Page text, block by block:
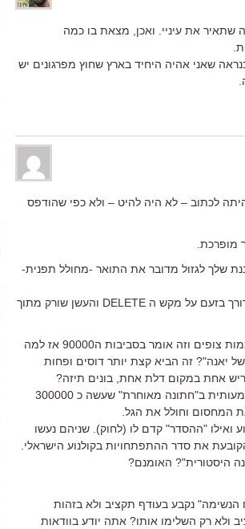
שתאיר את עיניי. ואכן, מצאת בו כמה
שאני אהיה היחיד בארץ שחוץ מפרגונים יש
לכתוב – לא היה להיט – ולא כפי שהודפס
מופרכת.
שלך לגזול מדובר את התואר -מחולל תפנית-
אז כמה הערות למרות שבדימיוני אני כבר רואה אותך דורך בזעם על מקש ה DELETE והעשן שורק מתוך
1. "ההסדר" ו"חברים של יאנה" עשו, בערך, את אותה כמות צופים וזה אומר בסביבות ה90000 אז למה
יאנה"? זה הביא קצת יותר דוסים ופחות
ריש אחת במקום דלת אחת, בונים תיזה?
2. נק' השינויי הראויה להדגשה היא קפיצת הקהל המשמעותית ב"חתונה מאוחרת" שעשה כ 300000
המחסום וחולל את הגל.
ואילו "ההסדר" קדם לו (לחוק). שניהם נעשו
את סדר ההתפתחויות בקולנוע הישראלי.
נקבע בעודף תקציב ולא בזהות
ולא רק השלימו אותו? אתה יודע בוודאות